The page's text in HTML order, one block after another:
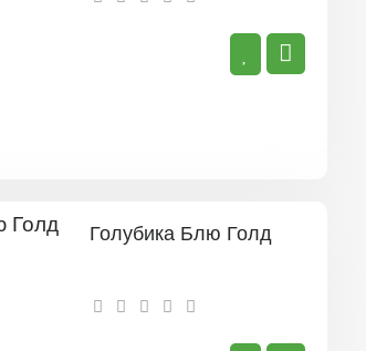
Голубика Блю Голд